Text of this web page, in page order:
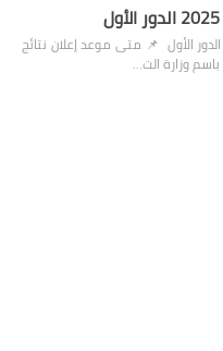
نتائج الثالث المتوسط 2025 الدور الأول 📌 متى موعد إعلان نتائج